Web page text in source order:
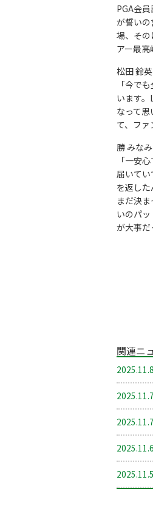
PGA会
が誓い
場、その
アー最高
松田 鈴英
「今で
います
なって
て、ファ
勝 みなみ
「一安
届いて
を返し
まだ決
いのパ
が大事だ
関連ニ
2025.11.8
2025.11.7
2025.11.7
2025.11.6
2025.11.5